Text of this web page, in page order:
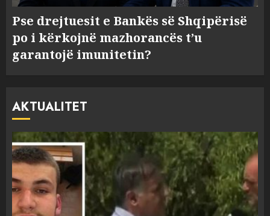
Pse drejtuesit e Bankës së Shqipërisë
po i kërkojnë mazhorancës t’u
garantojë imunitetin?
AKTUALITET